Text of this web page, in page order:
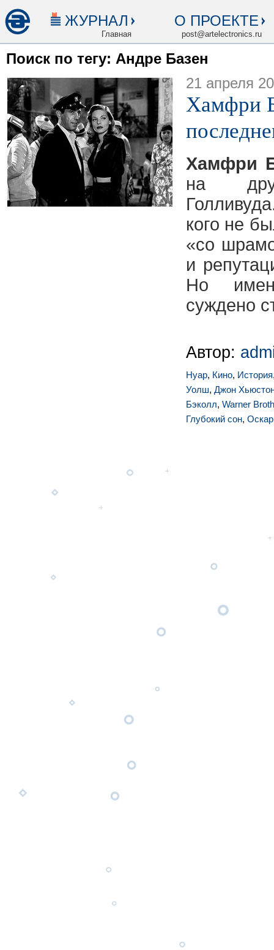
ЖУРНАЛ
Главная
О ПРОЕКТЕ
post@artelectronics.ru
Поиск по тегу: Андре Базен
21 апреля
Хамфри
Хамфри
на
кого не
«со
и
Но
суждено
Автор:
Нуар, Кино, История
Уолш, Джон
Бэколл, Warner
Глубокий сон, Оскар